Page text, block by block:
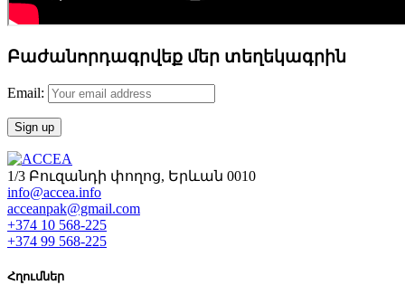
Բաժանորդագրվեք մեր տեղեկագրին
Email:
1/3 Բուզանդի փողոց, Երևան 0010
info@accea.info
acceanpak@gmail.com
+374 10 568-225
+374 99 568-225
Հղումներ